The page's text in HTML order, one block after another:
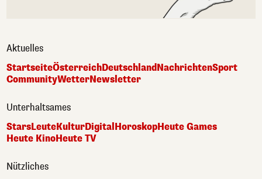
Aktuelles
StartseiteÖsterreichDeutschlandNachrichtenSport
CommunityWetterNewsletter
Unterhaltsames
StarsLeuteKulturDigital HoroskopHeute Games
Heute KinoHeute TV
Nützliches